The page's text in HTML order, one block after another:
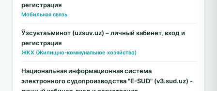
регистрация
Мобильная связь
Ўзсувтаъминот (uzsuv.uz) – личный кабинет, вход и
регистрация
ЖКХ (Жилищно-коммунальное хозяйство)
Национальная информационная система
электронного судопроизводства "E-SUD" (v3.sud.uz) -